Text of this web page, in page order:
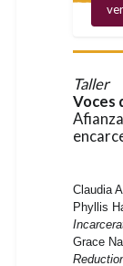
Taller
Voces
Claudia
Phyllis
Grace